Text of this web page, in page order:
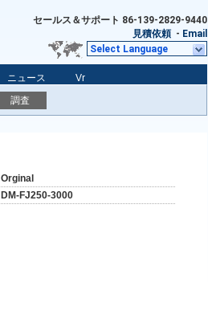
セールス＆サポート 86-139-2829-9440
見積依頼 - Email
Select Language
ニュース
Vr
調査
Orginal
DM-FJ250-3000